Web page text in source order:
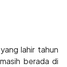
lahir tahun
berada di